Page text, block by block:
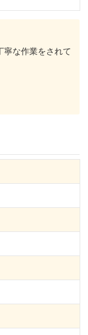
寧な作業をされて